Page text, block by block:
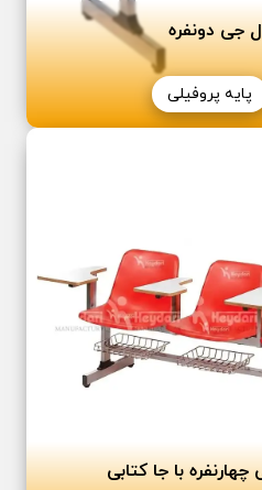
جی دو‌نفره
پایه پروفیلی
با جا کتابی